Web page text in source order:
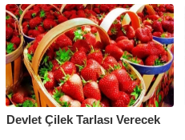
Devlet Çilek Tarlası Verecek